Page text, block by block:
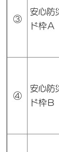
③
安心防
ド枠Ａ
④
安心防
ド枠Ｂ